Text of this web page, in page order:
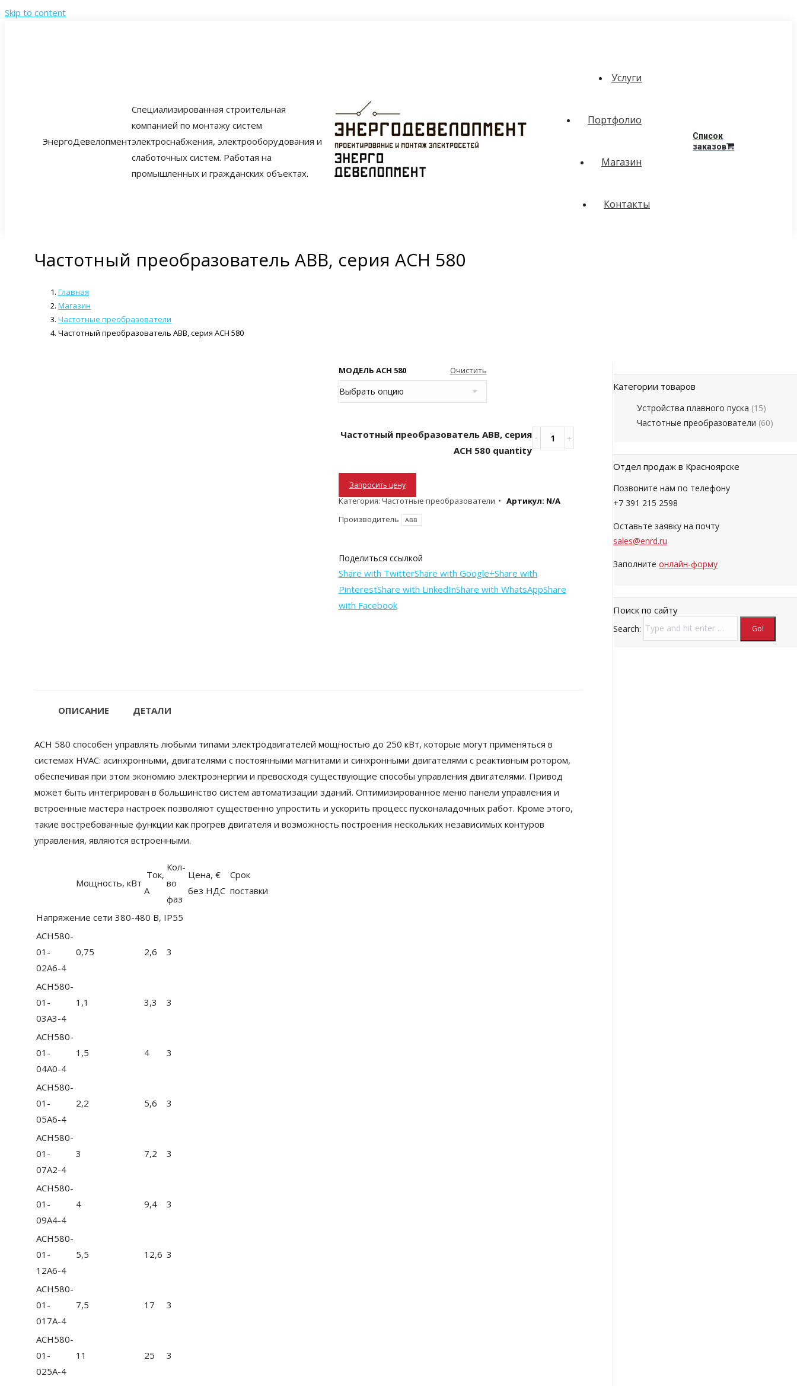
Skip to content
ЭнергоДевелопмент
Cпециализированная строительная
компанией по монтажу систем
электроснабжения, электрооборудования и
слаботочных систем. Работая на
промышленных и гражданских объектах.
Услуги
Портфолио
Магазин
Контакты
Список
заказов
Частотный преобразователь ABB, серия ACH 580
Главная
Магазин
Частотные преобразователи
Частотный преобразователь ABB, серия ACH 580
МОДЕЛЬ ACH 580 Очистить
Частотный преобразователь ABB, серия
ACH 580 quantity
Запросить цену
Категория:Частотные преобразователи Артикул: N/A
Производитель
ABB
Поделиться ссылкой
Share with TwitterShare with Google+Share with
PinterestShare with LinkedInShare with WhatsAppShare
with Facebook
ОПИСАНИЕ ДЕТАЛИ
ACH 580 способен управлять любыми типами электродвигателей мощностью до 250 кВт, которые могут применяться в
системах HVAC: асинхронными, двигателями с постоянными магнитами и синхронными двигателями с реактивным ротором,
обеспечивая при этом экономию электроэнергии и превосходя существующие способы управления двигателями. Привод
может быть интегрирован в большинство систем автоматизации зданий. Оптимизированное меню панели управления и
встроенные мастера настроек позволяют существенно упростить и ускорить процесс пусконаладочных работ. Кроме этого,
такие востребованные функции как прогрев двигателя и возможность построения нескольких независимых контуров
управления, являются встроенными.
Мощность, кВт
Ток,
A
Кол-
во
фаз
Цена, €
без НДС
Срок
поставки
Напряжение сети 380-480 В, IP55
ACH580-
01-
02A6-4
0,75 2,6 3
ACH580-
01-
03A3-4
1,1 3,3 3
ACH580-
01-
04A0-4
1,5 4 3
ACH580-
01-
05A6-4
2,2 5,6 3
ACH580-
01-
07A2-4
3 7,2 3
ACH580-
01-
09A4-4
4 9,4 3
ACH580-
01-
12A6-4
5,5 12,6 3
ACH580-
01-
017A-4
7,5 17 3
ACH580-
01-
025A-4
11 25 3
Категории товаров
Устройства плавного пуска (15)
Частотные преобразователи (60)
Отдел продаж в Красноярске
Позвоните нам по телефону
+7 391 215 2598
Оставьте заявку на почту
sales@enrd.ru
Заполните онлайн-форму
Поиск по сайту
Search: